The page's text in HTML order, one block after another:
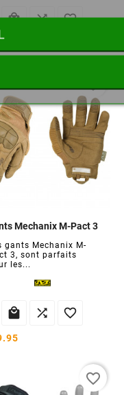
  
Mechanix M-Pact 3
gants Mechanix M-
3, sont parfaits
les...
  
favorite_border
favorite_border